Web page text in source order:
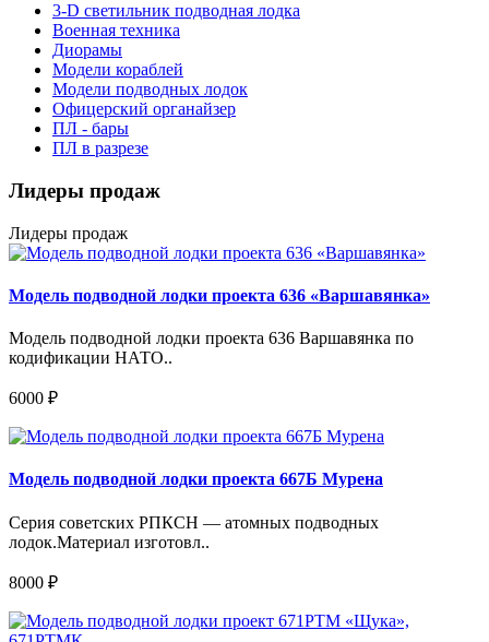
3-D светильник подводная лодка
Военная техника
Диорамы
Модели кораблей
Модели подводных лодок
Офицерский органайзер
ПЛ - бары
ПЛ в разрезе
Лидеры продаж
Лидеры продаж
Модель подводной лодки проекта 636 «Варшавянка»
Модель подводной лодки проекта 636 Варшавянка по
кодификации НАТО..
6000 ₽
Модель подводной лодки проекта 667Б Мурена
Серия советских РПКСН — атомных подводных
лодок.Материал изготовл..
8000 ₽